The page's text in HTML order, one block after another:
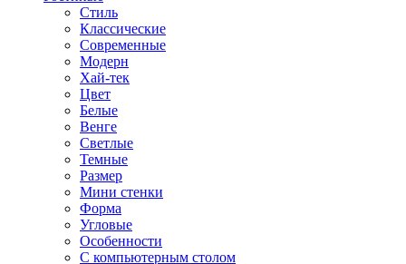
Стиль
Классические
Современные
Модерн
Хай-тек
Цвет
Белые
Венге
Светлые
Темные
Размер
Мини стенки
Форма
Угловые
Особенности
С компьютерным столом